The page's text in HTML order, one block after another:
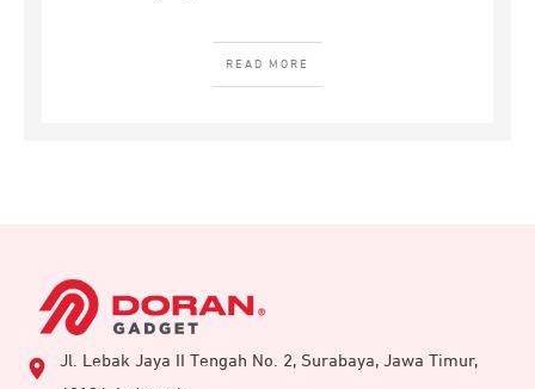
READ MORE
Jl. Lebak Jaya II Tengah No. 2, Surabaya, Jawa Timur,